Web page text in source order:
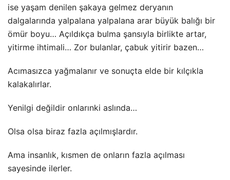
ise yaşam denilen şakaya gelmez deryanın
dalgalarında yalpalana yalpalana arar büyük balığı bir
ömür boyu… Açıldıkça bulma şansıyla birlikte artar,
yitirme ihtimali… Zor bulanlar, çabuk yitirir bazen…
Acımasızca yağmalanır ve sonuçta elde bir kılçıkla
kalakalırlar.
Yenilgi değildir onlarınki aslında…
Olsa olsa biraz fazla açılmışlardır.
Ama insanlık, kısmen de onların fazla açılması
sayesinde ilerler.